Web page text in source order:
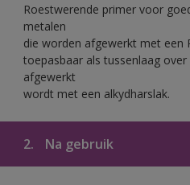
Roestwerende primer voor
metalen
die worden afgewerkt met een
toepasbaar als tussenlaag
afgewerkt
wordt met een alkydharslak.
2. Na gebruik